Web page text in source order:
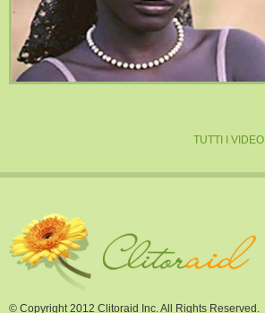
TUTTI I VIDEO
© Copyright 2012 Clitoraid Inc. All Rights Reserved.